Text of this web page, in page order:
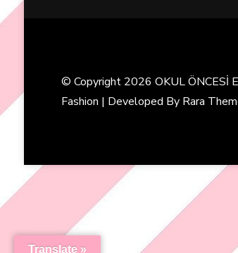
© Copyright 2026 OKUL ÖNCESİ
Fashion | Developed By Rara
Translate »